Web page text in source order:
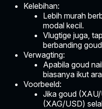
Kelebihan:
Lebih murah
modal kecil.
Vlugtige juga,
berbanding
Verwagting:
Apabila goud
biasanya ikut
Voorbeeld:
Jika goud
(XAG/USD)